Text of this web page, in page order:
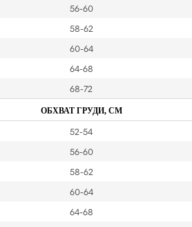
56-60
58-62
60-64
64-68
68-72
ОБХВАТ ГРУДИ, СМ
52-54
56-60
58-62
60-64
64-68